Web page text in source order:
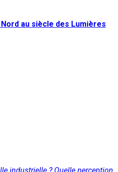
au siècle des Lumières